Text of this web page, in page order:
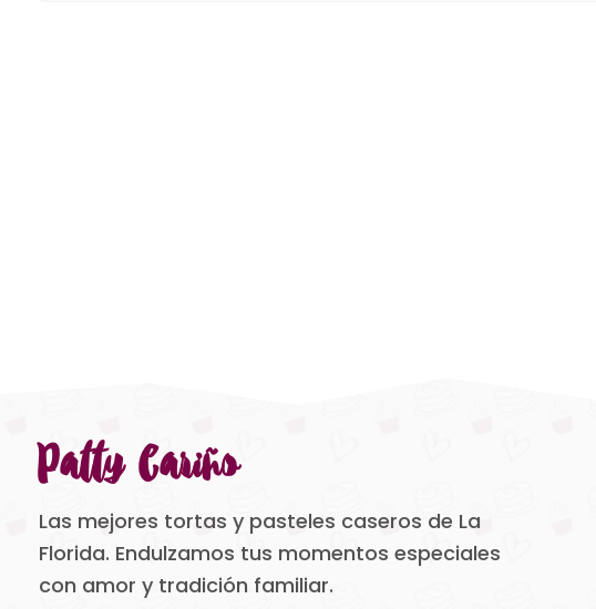
Patty Cariño
Las mejores tortas y pasteles caseros de La
Florida. Endulzamos tus momentos especiales
con amor y tradición familiar.